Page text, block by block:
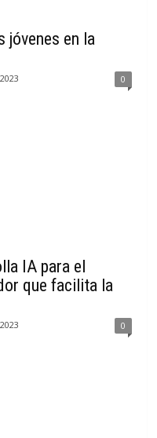
jóvenes en la
0
IA para el
que facilita la
0